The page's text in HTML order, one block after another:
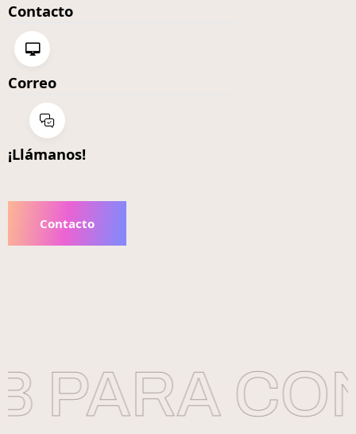
Contacto
Correo
¡Llámanos!
Contacto